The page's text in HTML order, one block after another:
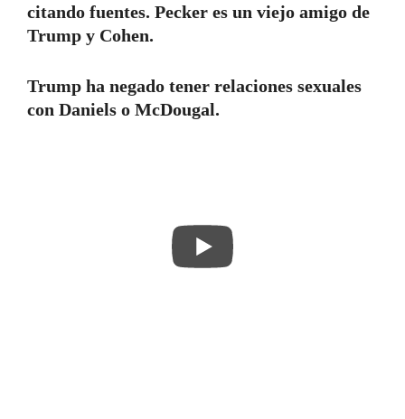
citando fuentes. Pecker es un viejo amigo de
Trump y Cohen.
Trump ha negado tener relaciones sexuales
con Daniels o McDougal.